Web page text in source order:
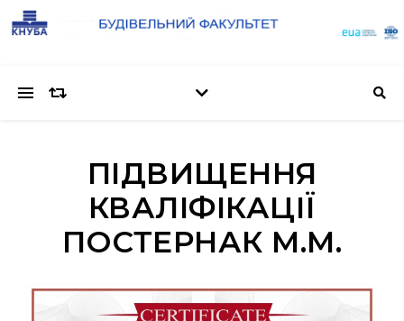
ПІДВИЩЕННЯ
КВАЛІФІКАЦІЇ
ПОСТЕРНАК М.М.